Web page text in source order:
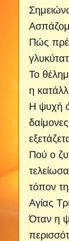
Πώς
Το
η
Η ψυχή
Πού ο
τόπον
Αγίας
Όταν η